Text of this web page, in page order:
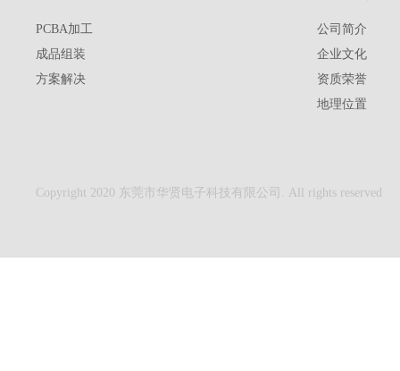
PCBA加工
成品组装
方案解决
公司简介
企业文化
资质荣誉
地理位置
Copyright 2020 东莞市华贤电子科技有限公司. All rights reserved